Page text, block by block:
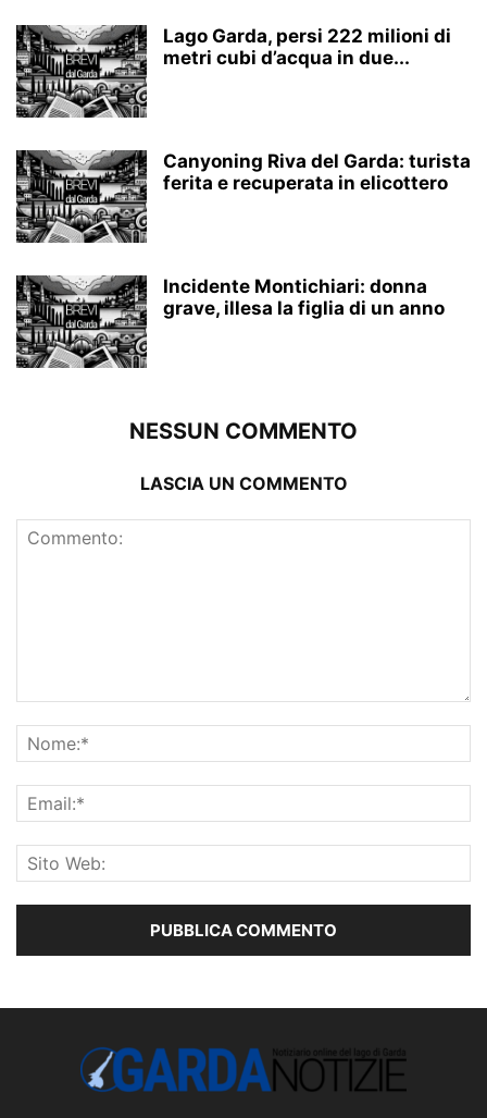
Lago Garda, persi 222 milioni di
metri cubi d’acqua in due...
Canyoning Riva del Garda: turista
ferita e recuperata in elicottero
Incidente Montichiari: donna
grave, illesa la figlia di un anno
NESSUN COMMENTO
LASCIA UN COMMENTO